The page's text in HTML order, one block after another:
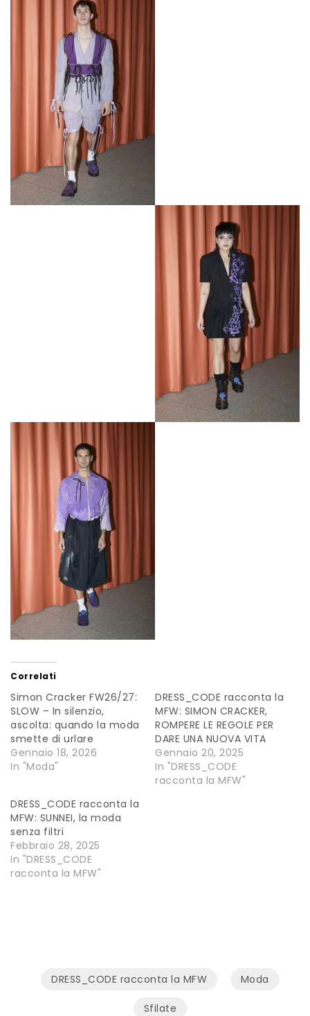
Correlati
Simon Cracker FW26/27:
SLOW – In silenzio,
ascolta: quando la moda
smette di urlare
Gennaio 18, 2026
In "Moda"
DRESS_CODE racconta la
MFW: SIMON CRACKER,
ROMPERE LE REGOLE PER
DARE UNA NUOVA VITA
Gennaio 20, 2025
In "DRESS_CODE
racconta la MFW"
DRESS_CODE racconta la
MFW: SUNNEI, la moda
senza filtri
Febbraio 28, 2025
In "DRESS_CODE
racconta la MFW"
DRESS_CODE racconta la MFW Moda
Sfilate